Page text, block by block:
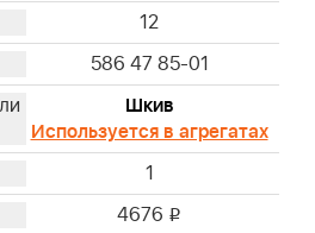
12
586 47 85-01
Шкив
Используется в агрегатах
1
4676 i